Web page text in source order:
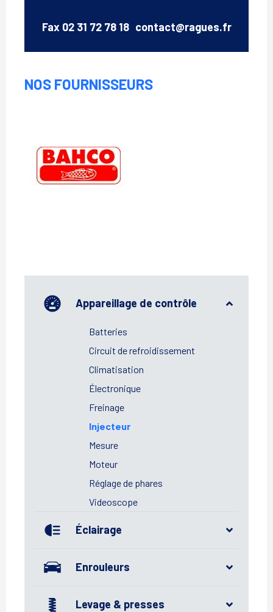
Appareillage de contrôle
Batteries
Circuit de refroidissement
Climatisation
Électronique
Freinage
Injecteur
Mesure
Moteur
Réglage de phares
Videoscope
Éclairage
Enrouleurs
Levage & presses
Fax 02 31 72 78 18 Email
contact@ragues.fr
NOS FOURNISSEURS